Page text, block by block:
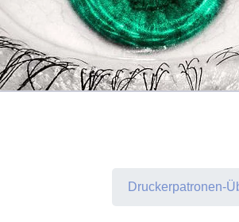
Druckerpatronen-